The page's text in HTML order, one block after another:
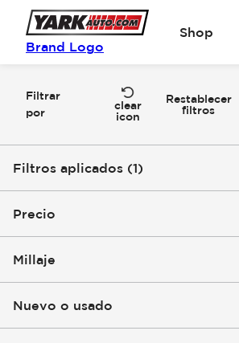
Brand Logo
Shop
Filtrar
por
clear
icon
Restablecer
filtros
Filtros aplicados (1)
Crown Signia
Precio
Millaje
Nuevo o usado